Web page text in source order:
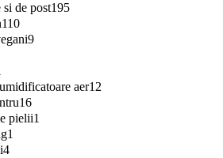
si de post195
110
9
aer12
16
pielii1
1
4